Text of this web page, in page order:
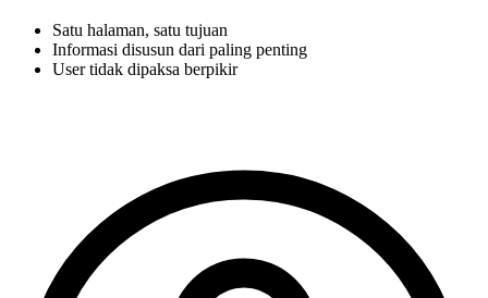
Satu halaman, satu tujuan
Informasi disusun dari paling penting
User tidak dipaksa berpikir